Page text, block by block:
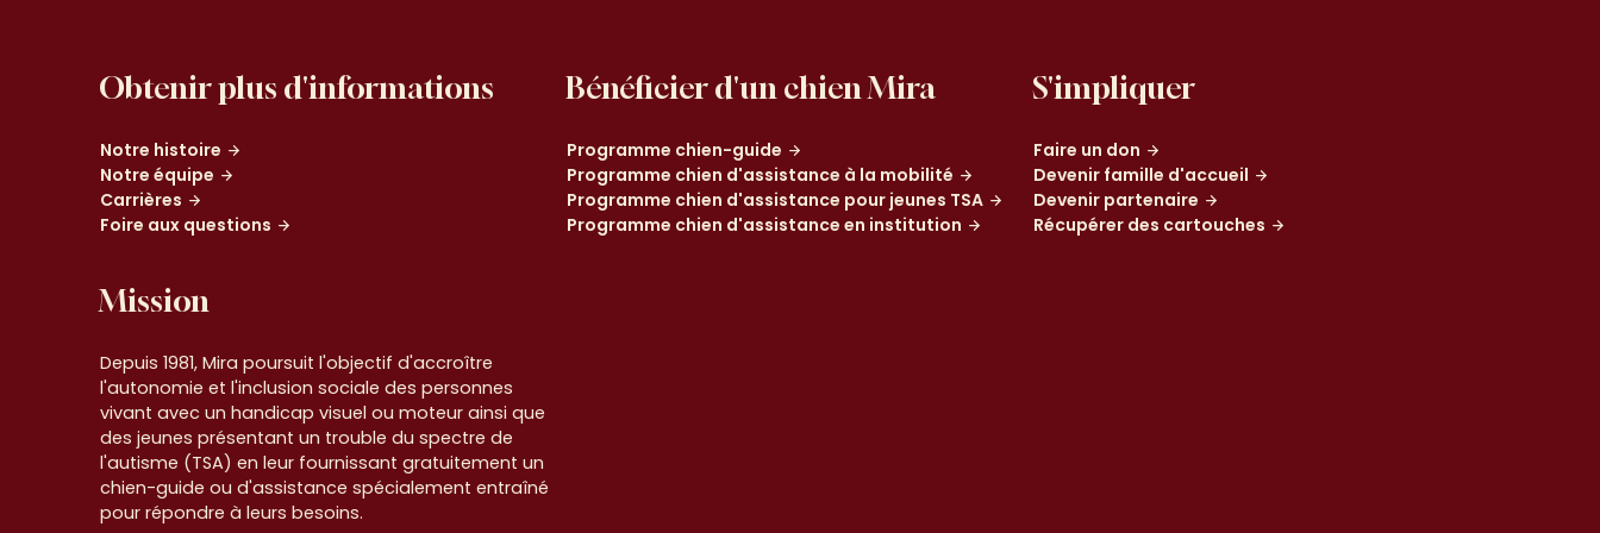
Obtenir plus d'informations
Notre histoire
Notre équipe
Carrières
Foire aux questions
Mission
Depuis 1981, Mira poursuit l'objectif d'accroître
l'autonomie et l'inclusion sociale des personnes
vivant avec un handicap visuel ou moteur ainsi que
des jeunes présentant un trouble du spectre de
l'autisme (TSA) en leur fournissant gratuitement un
chien-guide ou d'assistance spécialement entraîné
pour répondre à leurs besoins.
Bénéficier d'un chien Mira
Programme chien-guide
Programme chien d'assistance à la mobilité
Programme chien d'assistance pour jeunes TSA
Programme chien d'assistance en institution
S'impliquer
Faire un don
Devenir famille d'accueil
Devenir partenaire
Récupérer des cartouches